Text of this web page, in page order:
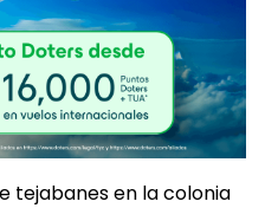
tejabanes en la colonia